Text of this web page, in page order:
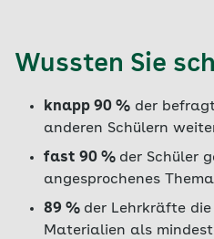
der gesamten Philipp
Projektversammlung und
der Projekte.
Auszug Materialien
Wussten Sie
knapp 90 % der
anderen Schülern
fast 90 % der Schüler
angesprochenes
89 % der Lehrkräfte
Materialien als